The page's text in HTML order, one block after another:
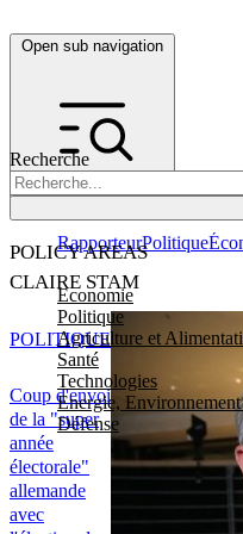
Open sub navigation
Recherche
POLICY AREAS
Economie
Politique
Agriculture et
Santé
Technologies
Energie,
Défense
RapporteurPolitique
CLAIRE STAM
Coup d'envoi
de la "super
année
électorale"
allemande
avec
POLITIQUE